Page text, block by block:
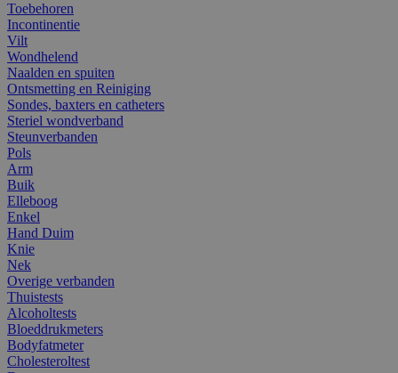
Toebehoren
Incontinentie
Vilt
Wondhelend
Naalden en spuiten
Ontsmetting en Reiniging
Sondes, baxters en catheters
Steriel wondverband
Steunverbanden
Pols
Arm
Buik
Elleboog
Enkel
Hand Duim
Knie
Nek
Overige verbanden
Thuistests
Alcoholtests
Bloeddrukmeters
Bodyfatmeter
Cholesteroltest